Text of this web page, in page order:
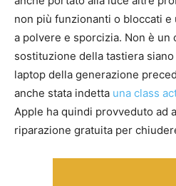
non più funzionanti o bloccati
a polvere e sporcizia. Non è un
sostituzione della tastiera
laptop della generazione
anche stata indetta una class
Apple ha quindi provveduto ad
riparazione gratuita per